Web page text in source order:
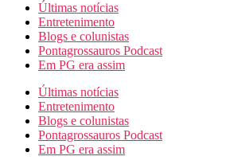
Últimas notícias
Entretenimento
Blogs e colunistas
Pontagrossauros Podcast
Em PG era assim
Últimas notícias
Entretenimento
Blogs e colunistas
Pontagrossauros Podcast
Em PG era assim